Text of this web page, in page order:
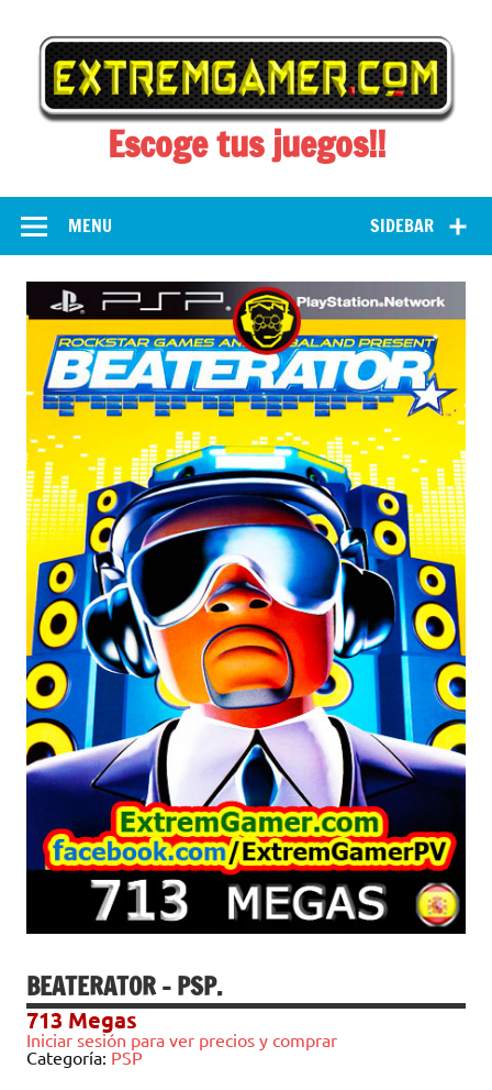
content
Escoge tus juegos!!
SIDEBAR
MENU
BEATERATOR – PSP.
713 Megas
Iniciar sesión para ver precios y comprar
Categoría: PSP